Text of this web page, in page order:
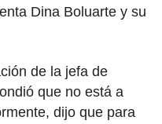
Dina Boluarte y su
de la jefa de
que no está a
dijo que para